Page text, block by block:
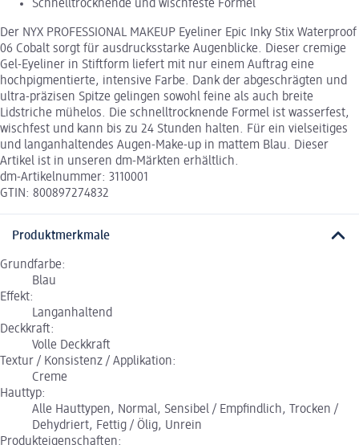
Schnelltrocknende und wischfeste Formel
Der NYX PROFESSIONAL MAKEUP Eyeliner Epic Inky Stix Waterproof
06 Cobalt sorgt für ausdrucksstarke Augenblicke. Dieser cremige
Gel-Eyeliner in Stiftform liefert mit nur einem Auftrag eine
hochpigmentierte, intensive Farbe. Dank der abgeschrägten und
ultra-präzisen Spitze gelingen sowohl feine als auch breite
Lidstriche mühelos. Die schnelltrocknende Formel ist wasserfest,
wischfest und kann bis zu 24 Stunden halten. Für ein vielseitiges
und langanhaltendes Augen-Make-up in mattem Blau. Dieser
Artikel ist in unseren dm-Märkten erhältlich.
dm-Artikelnummer: 3110001
GTIN: 800897274832
Produktmerkmale
Grundfarbe:
Blau
Effekt:
Langanhaltend
Deckkraft:
Volle Deckkraft
Textur / Konsistenz / Applikation:
Creme
Hauttyp:
Alle Hauttypen, Normal, Sensibel / Empfindlich, Trocken /
Dehydriert, Fettig / Ölig, Unrein
Produkteigenschaften: